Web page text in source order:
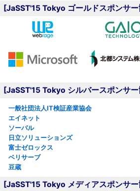
[JaSST'15 Tokyo ゴールドスポンサ
[JaSST'15 Tokyo シルバースポンサ
一般社団法人IT検証産業協会
エイネット
ソーバル
日立ソリューションズ
富士ゼロックス
ベリサーブ
豆蔵
[JaSST'15 Tokyo メディアスポンサ